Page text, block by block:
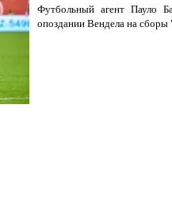
Футбольный агент Пауло
опоздании Вендела на сборы